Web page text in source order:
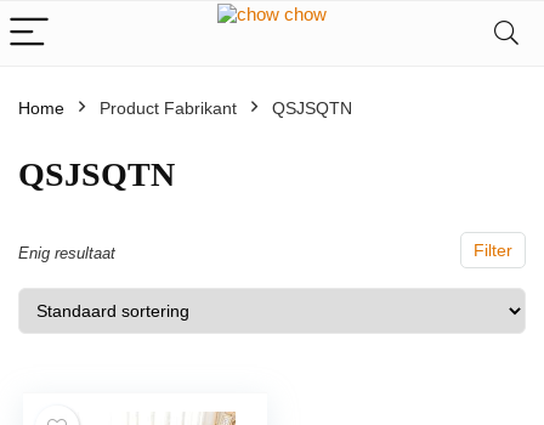
Home Product Fabrikant ‎QSJSQTN
‎QSJSQTN
Filter
Enig resultaat